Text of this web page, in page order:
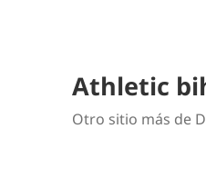
Athletic
Otro sitio más de